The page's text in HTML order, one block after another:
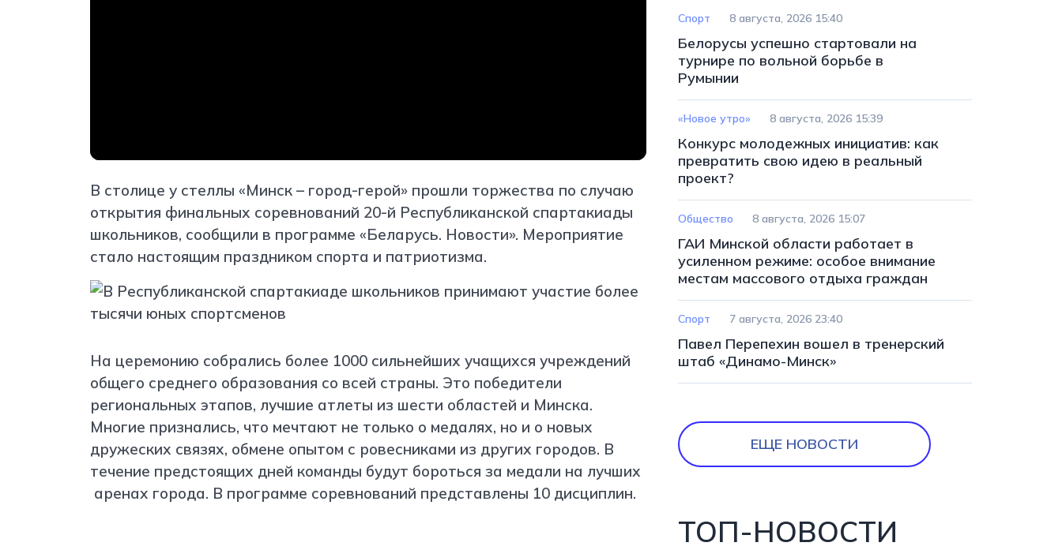
В столице у стеллы «Минск – город-герой» прошли торжества по случаю
открытия финальных соревнований 20-й Республиканской спартакиады
школьников, сообщили в программе «Беларусь. Новости». Мероприятие
стало настоящим праздником спорта и патриотизма.
На церемонию собрались более 1000 сильнейших учащихся учреждений
общего среднего образования со всей страны. Это победители
региональных этапов, лучшие атлеты из шести областей и Минска.
Многие признались, что мечтают не только о медалях, но и о новых
дружеских связях, обмене опытом с ровесниками из других городов. В
течение предстоящих дней команды будут бороться за медали на лучших
аренах города. В программе соревнований представлены 10 дисциплин.
Спорт 8 августа, 2026 15:40
Белорусы успешно стартовали на
турнире по вольной борьбе в
Румынии
«Новое утро» 8 августа, 2026 15:39
Конкурс молодежных инициатив: как
превратить свою идею в реальный
проект?
Общество 8 августа, 2026 15:07
ГАИ Минской области работает в
усиленном режиме: особое внимание
местам массового отдыха граждан
Спорт 7 августа, 2026 23:40
Павел Перепехин вошел в тренерский
штаб «Динамо-Минск»
ЕЩЕ НОВОСТИ
ТОП-НОВОСТИ